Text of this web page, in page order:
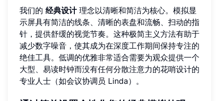
我们的 经典设计理念以清晰和简洁为核心。模拟显
示屏具有简洁的线条、清晰的表盘和流畅、扫动的指
针，提供舒缓的视觉节奏。这种极简主义方法有助于
减少数字噪音，使其成为在深度工作期间保持专注的
绝佳工具。低调的优雅非常适合需要为观众提供一个
大型、易读时钟而没有任何分散注意力的花哨设计的
专业人士（如会议协调员 Linda）。